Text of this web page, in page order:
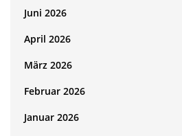
Juni 2026
April 2026
März 2026
Februar 2026
Januar 2026